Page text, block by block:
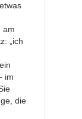
am
„ich
im
die